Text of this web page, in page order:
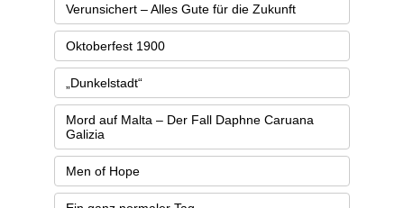
Verunsichert – Alles Gute für die Zukunft
Oktoberfest 1900
„Dunkelstadt“
Mord auf Malta – Der Fall Daphne Caruana
Galizia
Men of Hope